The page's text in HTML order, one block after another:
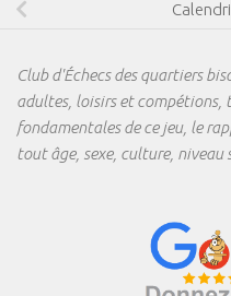
Club d'Échecs des quartiers
adultes, loisirs et compétions,
fondamentales de ce jeu, le
tout âge, sexe, culture, niveau